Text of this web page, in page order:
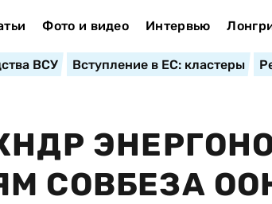
Фото и видео Интервью
ВСУ Вступление в ЕС: кластеры
СОВБЕЗА